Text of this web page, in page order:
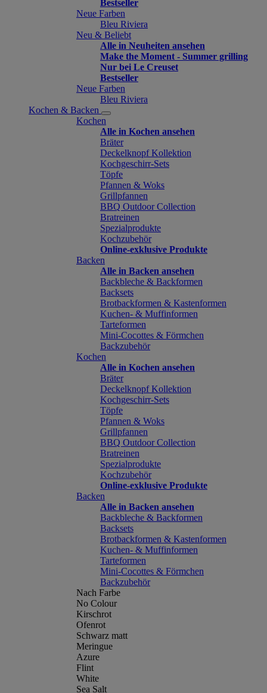
Bestseller
Neue Farben
Bleu Riviera
Neu & Beliebt
Alle in Neuheiten ansehen
Make the Moment - Summer grilling
Nur bei Le Creuset
Bestseller
Neue Farben
Bleu Riviera
Kochen & Backen
Kochen
Alle in Kochen ansehen
Bräter
Deckelknopf Kollektion
Kochgeschirr-Sets
Töpfe
Pfannen & Woks
Grillpfannen
BBQ Outdoor Collection
Bratreinen
Spezialprodukte
Kochzubehör
Online-exklusive Produkte
Backen
Alle in Backen ansehen
Backbleche & Backformen
Backsets
Brotbackformen & Kastenformen
Kuchen- & Muffinformen
Tarteformen
Mini-Cocottes & Förmchen
Backzubehör
Kochen
Alle in Kochen ansehen
Bräter
Deckelknopf Kollektion
Kochgeschirr-Sets
Töpfe
Pfannen & Woks
Grillpfannen
BBQ Outdoor Collection
Bratreinen
Spezialprodukte
Kochzubehör
Online-exklusive Produkte
Backen
Alle in Backen ansehen
Backbleche & Backformen
Backsets
Brotbackformen & Kastenformen
Kuchen- & Muffinformen
Tarteformen
Mini-Cocottes & Förmchen
Backzubehör
Nach Farbe
No Colour
Kirschrot
Ofenrot
Schwarz matt
Meringue
Azure
Flint
White
Sea Salt